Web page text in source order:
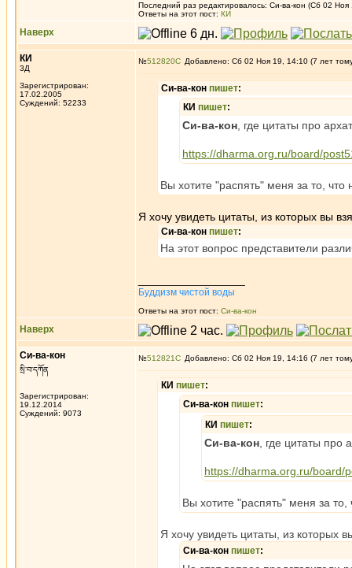
Последний раз редактировалось: Си-ва-кон (Сб 02 Ноя
Ответы на этот пост: КИ
Наверх
КИ
3Д
Зарегистрирован:
17.02.2005
Суждений: 52233
№512820 Добавлено: Сб 02 Ноя 19, 14:10 (7 лет
Си-ва-кон пишет:
КИ пишет:
Си-ва-кон , где цитаты про
https://dharma.org.ru/board/
Вы хотите "распять" меня за то,
Я хочу увидеть цитаты, из которых вы
Си-ва-кон пишет:
На этот вопрос представители
Буддизм чистой воды
Ответы на этот пост: Си-ва-кон
Наверх
Си-ва-кон
སྲི་བ་དཀོན
Зарегистрирован:
19.12.2014
Суждений: 9073
№512821 Добавлено: Сб 02 Ноя 19, 14:16 (7 лет
КИ пишет:
Си-ва-кон пишет:
КИ пишет:
Си-ва-кон , где цитаты про
https://dharma.org.ru/board/
Вы хотите "распять" меня за
Я хочу увидеть цитаты, из которых
Си-ва-кон пишет: